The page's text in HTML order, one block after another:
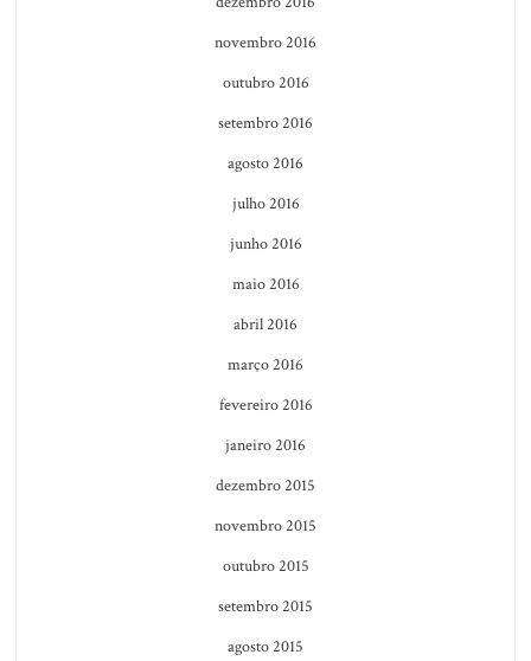
novembro 2016
outubro 2016
setembro 2016
agosto 2016
julho 2016
junho 2016
maio 2016
abril 2016
março 2016
fevereiro 2016
janeiro 2016
dezembro 2015
novembro 2015
outubro 2015
setembro 2015
agosto 2015